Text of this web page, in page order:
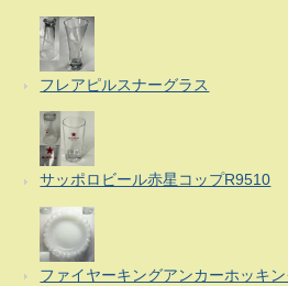
フレアピルスナーグラス
サッポロビール赤星コップR9510
ファイヤーキングアンカーホッキ